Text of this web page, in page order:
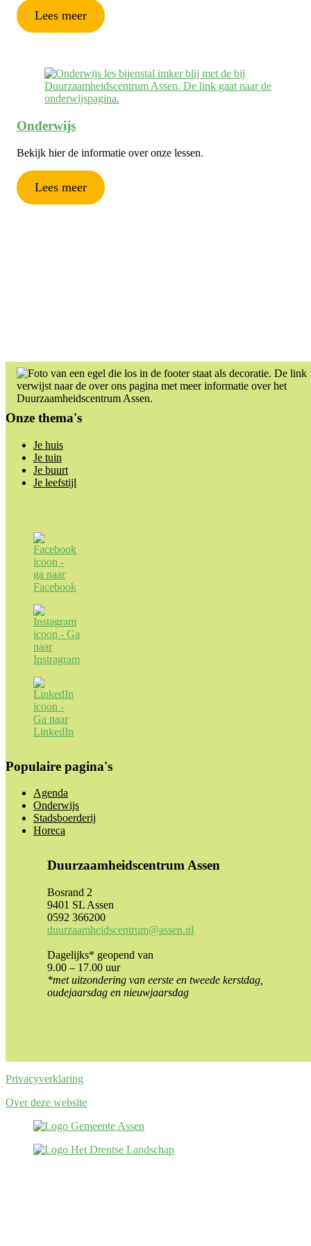
Lees meer
Onderwijs
Bekijk hier de informatie over onze lessen.
Lees meer
Footer
Onze thema's
Je huis
Je tuin
Je buurt
Je leefstijl
Populaire pagina's
Agenda
Onderwijs
Stadsboerderij
Horeca
Duurzaamheidscentrum Assen
Bosrand 2
9401 SL Assen
0592 366200
duurzaamheidscentrum@assen.nl
Dagelijks* geopend van
9.00 – 17.00 uur
*met uitzondering van eerste en tweede kerstdag,
oudejaarsdag en nieuwjaarsdag
Privacyverklaring
Over deze website